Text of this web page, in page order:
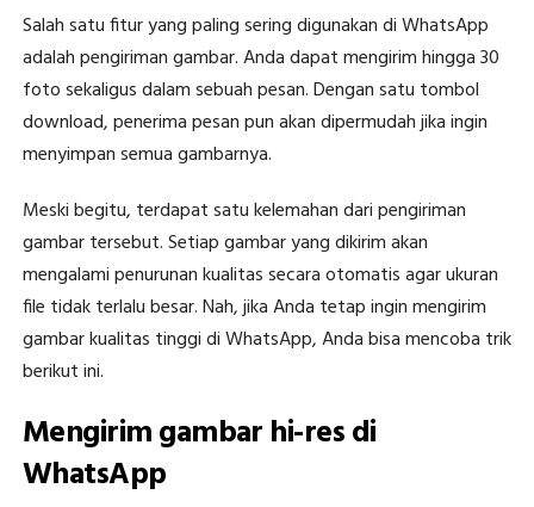
Salah satu fitur yang paling sering digunakan di WhatsApp
adalah pengiriman gambar. Anda dapat mengirim hingga 30
foto sekaligus dalam sebuah pesan. Dengan satu tombol
download, penerima pesan pun akan dipermudah jika ingin
menyimpan semua gambarnya.
Meski begitu, terdapat satu kelemahan dari pengiriman
gambar tersebut. Setiap gambar yang dikirim akan
mengalami penurunan kualitas secara otomatis agar ukuran
file tidak terlalu besar. Nah, jika Anda tetap ingin mengirim
gambar kualitas tinggi di WhatsApp, Anda bisa mencoba trik
berikut ini.
Mengirim gambar hi-res di
WhatsApp